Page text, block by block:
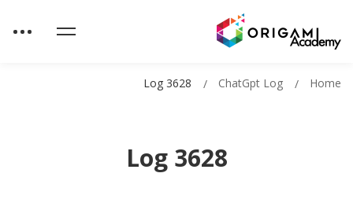
Log 3628
Home
ChatGpt Log
Log 3628